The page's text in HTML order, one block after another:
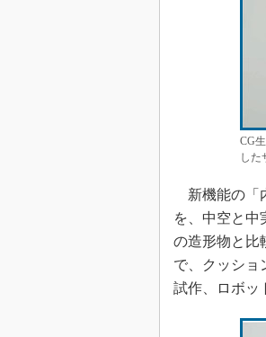
CG
した
新機能の「
を、中空と中
の造形物と比
で、クッショ
試作、ロボッ